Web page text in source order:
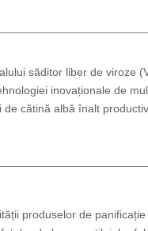
săditor liber de viroze
inovaționale de
de cătină albă înalt
produselor de panificație